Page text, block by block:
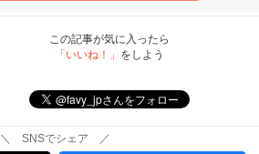
この記事が気に入ったら
「いいね！」 をしよう
＼ SNSでシェア ／